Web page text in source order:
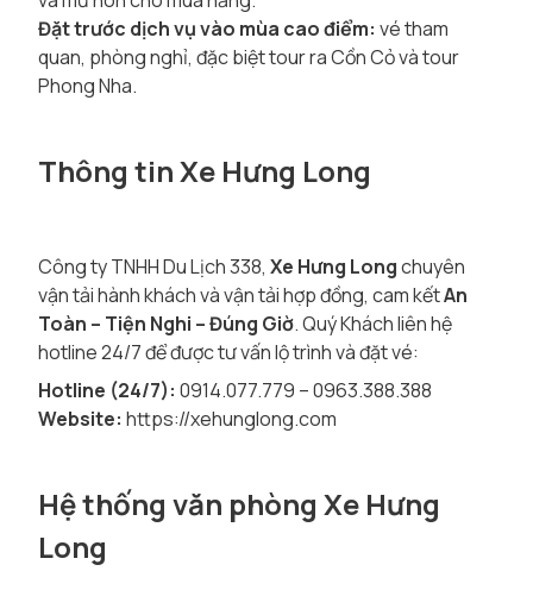
Đặt trước dịch vụ vào mùa cao điểm: vé tham
quan, phòng nghỉ, đặc biệt tour ra Cồn Cỏ và tour
Phong Nha.
Thông tin Xe Hưng Long
Công ty TNHH Du Lịch 338, Xe Hưng Longchuyên
vận tải hành khách và vận tải hợp đồng, cam kếtAn
Toàn – Tiện Nghi – Đúng Giờ. Quý Khách liên hệ
hotline 24/7 để được tư vấn lộ trình và đặt vé:
Hotline (24/7): 0914.077.779 – 0963.388.388
Website: https://xehunglong.com
Hệ thống văn phòng Xe Hưng
Long